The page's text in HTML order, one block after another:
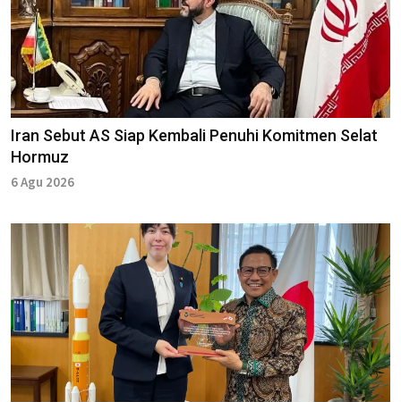
Iran Sebut AS Siap Kembali Penuhi Komitmen Selat
Hormuz
6 Agu 2026